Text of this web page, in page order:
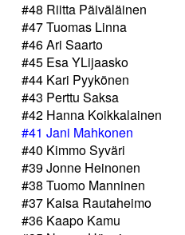
#48 Riitta Päiväläinen
#47 Tuomas Linna
#46 Ari Saarto
#45 Esa YLijaasko
#44 Kari Pyykönen
#43 Perttu Saksa
#42 Hanna Koikkalainen
#41 Jani Mahkonen
#40 Kimmo Syväri
#39 Jonne Heinonen
#38 Tuomo Manninen
#37 Kaisa Rautaheimo
#36 Kaapo Kamu